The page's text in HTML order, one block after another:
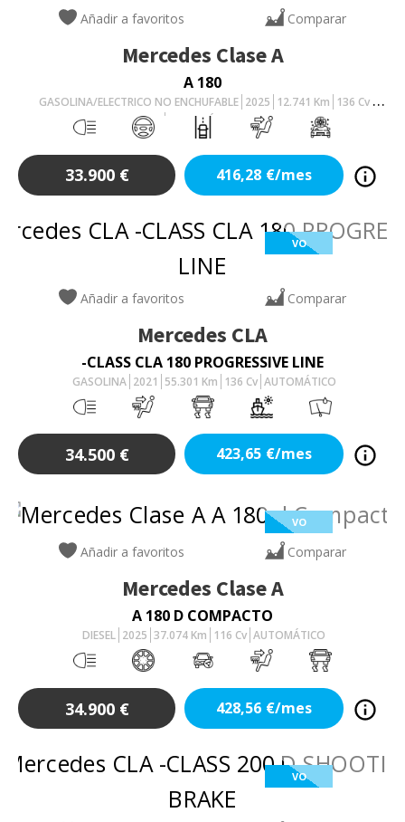
Añadir a favoritos Comparar
Mercedes Clase A
A 180
GASOLINA/ELECTRICO NO ENCHUFABLE 2025 12.741 Km 136 Cv
AUTOMÁTICO
33.900 € 416,28 €/mes
VO
Añadir a favoritos Comparar
Mercedes CLA
-CLASS CLA 180 PROGRESSIVE LINE
GASOLINA 2021 55.301 Km 136 Cv AUTOMÁTICO
34.500 € 423,65 €/mes
VO
Añadir a favoritos Comparar
Mercedes Clase A
A 180 D COMPACTO
DIESEL 2025 37.074 Km 116 Cv AUTOMÁTICO
34.900 € 428,56 €/mes
VO